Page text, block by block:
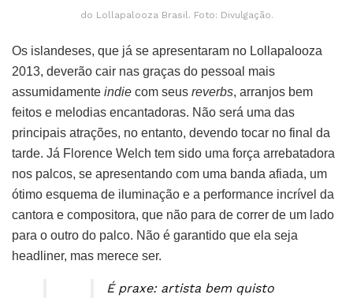
do Lollapalooza Brasil. Foto: Divulgação.
Os islandeses, que já se apresentaram no Lollapalooza
2013, deverão cair nas graças do pessoal mais
assumidamente indie com seus reverbs, arranjos bem
feitos e melodias encantadoras. Não será uma das
principais atrações, no entanto, devendo tocar no final da
tarde. Já Florence Welch tem sido uma força arrebatadora
nos palcos, se apresentando com uma banda afiada, um
ótimo esquema de iluminação e a performance incrível da
cantora e compositora, que não para de correr de um lado
para o outro do palco. Não é garantido que ela seja
headliner, mas merece ser.
É praxe: artista bem quisto